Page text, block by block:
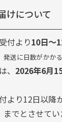
けについて
付より10日～
送に日数がかか
2026年6月
り12日以降
でとさせてい